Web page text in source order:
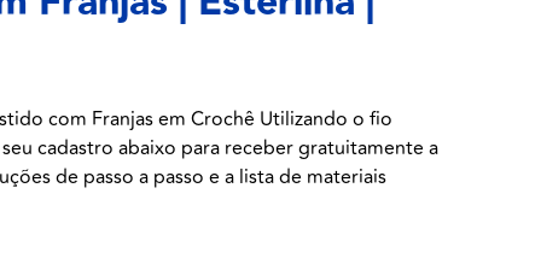
com Franjas em Crochê Utilizando o fio
cadastro abaixo para receber gratuitamente a
de passo a passo e a lista de materiais